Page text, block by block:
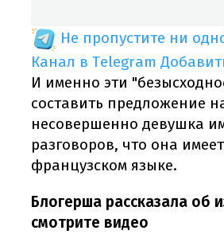
Не пропустите ни
Канал в Telegram
И именно эти
составить предложение
несовершенно девушка
разговоров, что она
французском языке.
Блогерша рассказала об
смотрите видео